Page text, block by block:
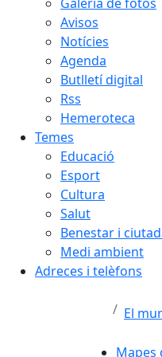
Avisos
Notícies
Agenda
Butlletí digital
Rss
Hemeroteca
Temes
Educació
Esport
Cultura
Salut
Benestar i
Medi ambient
Adreces i telèfons
El
Mapes